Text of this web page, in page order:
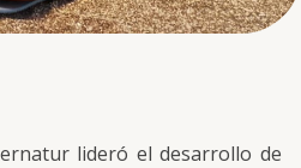
lideró el desarrollo de